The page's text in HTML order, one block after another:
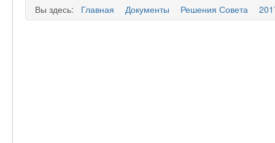
Вы здесь:
Главная Документы Решения Совета